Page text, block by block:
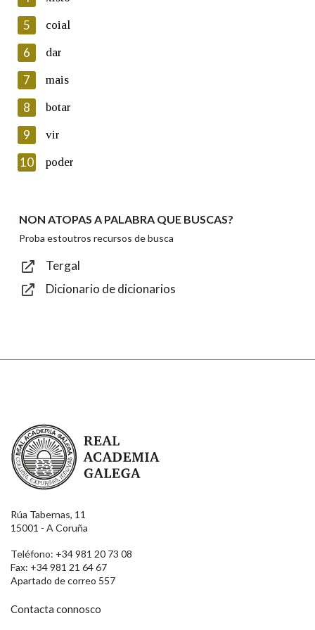
Lin e acepto as condicións da política de
Introduce o código que aparece na imaxe:
Texto de verificación
Enviar
5 coial
6 dar
7 mais
8 botar
9 vir
10 poder
NON ATOPAS A PALABRA QUE BUSCAS?
Proba estoutros recursos de busca
Tergal
Dicionario de dicionarios
Real Academia Galega
Rúa Tabernas, 11
15001 - A Coruña
Teléfono: +34 981 20 73 08
Fax: +34 981 21 64 67
Apartado de correo 557
Contacta connosco